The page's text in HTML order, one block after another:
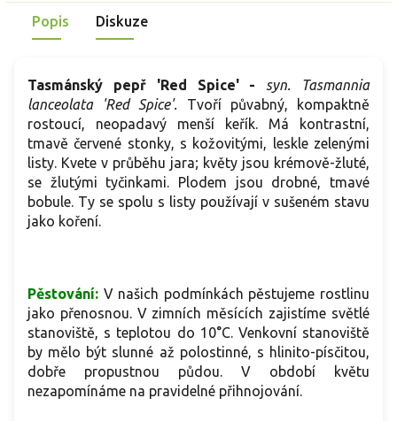
Popis Diskuze
Tasmánský pepř 'Red Spice' - syn. Tasmannia
lanceolata 'Red Spice'. Tvoří půvabný, kompaktně
rostoucí, neopadavý menší keřík. Má kontrastní,
tmavě červené stonky, s kožovitými, leskle zelenými
listy. Kvete v průběhu jara; květy jsou krémově-žluté,
se žlutými tyčinkami. Plodem jsou drobné, tmavé
bobule. Ty se spolu s listy používají v sušeném stavu
jako koření.
Pěstování: V našich podmínkách pěstujeme rostlinu
jako přenosnou. V zimních měsících zajistíme světlé
stanoviště, s teplotou do 10°C. Venkovní stanoviště
by mělo být slunné až polostinné, s hlinito-písčitou,
dobře propustnou půdou. V období květu
nezapomínáme na pravidelné přihnojování.